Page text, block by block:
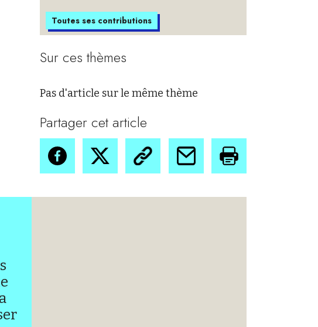
Toutes ses contributions
Sur ces thèmes
Pas d'article sur le même thème
Partager cet article